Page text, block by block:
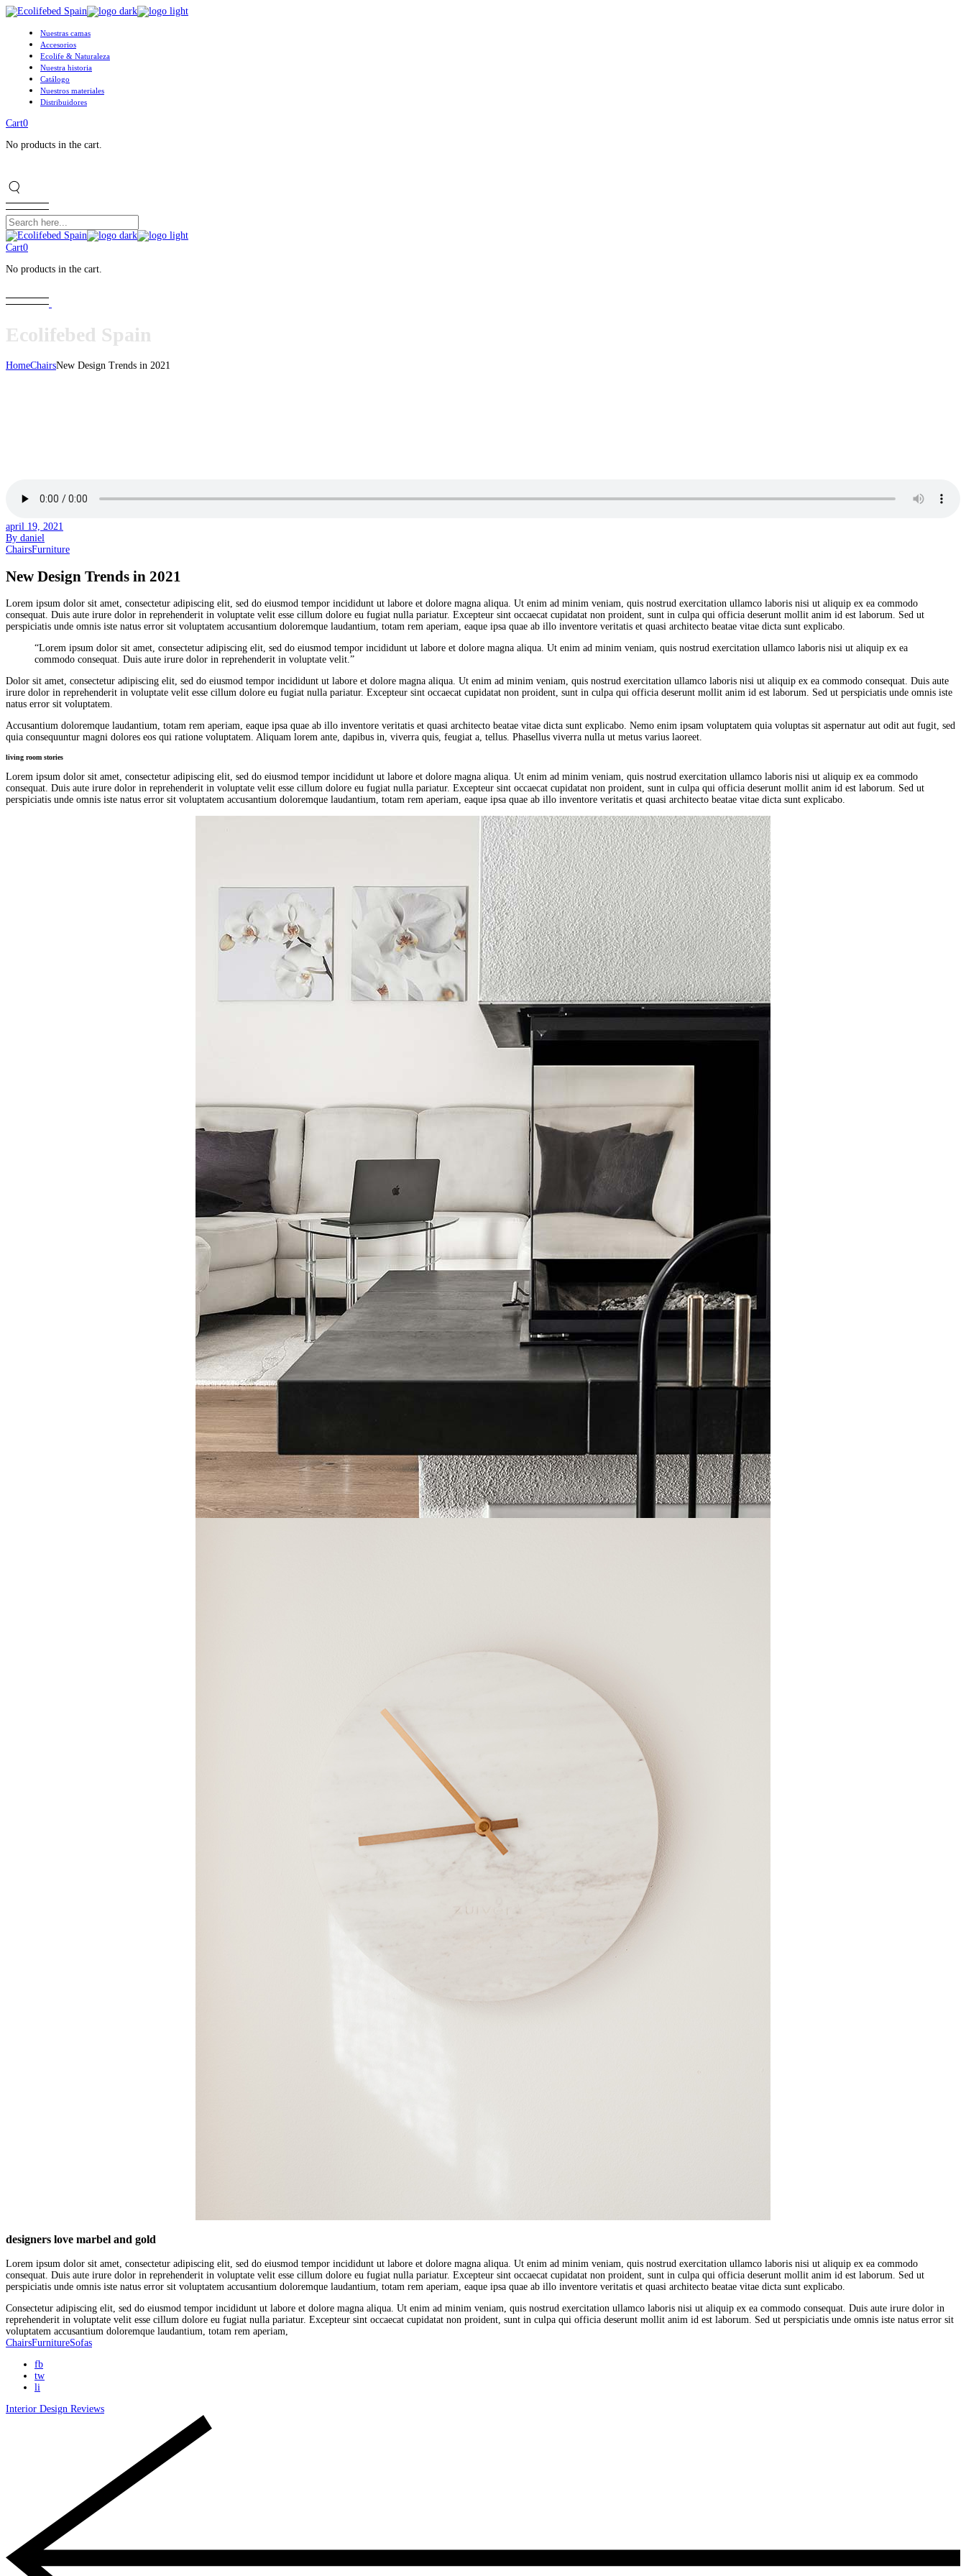
Skip
content
Nuestras camas
Accesorios
Ecolife & Naturaleza
Nuestra historia
Catálogo
Nuestros materiales
Distribuidores
Cart0
No products in the cart.
Cart0
No products in the cart.
Ecolifebed Spain
HomeChairsNew Design Trends in 2021
april 19, 2021
By daniel
ChairsFurniture
New Design Trends in 2021
Lorem ipsum dolor sit amet, consectetur adipiscing elit, sed do eiusmod tempor incididunt ut labore et dolore magna aliqua. Ut enim ad minim veniam, quis nostrud exercitation ullamco laboris nisi ut aliquip ex ea commodo
consequat. Duis aute irure dolor in reprehenderit in voluptate velit esse cillum dolore eu fugiat nulla pariatur. Excepteur sint occaecat cupidatat non proident, sunt in culpa qui officia deserunt mollit anim id est laborum. Sed ut
perspiciatis unde omnis iste natus error sit voluptatem accusantium doloremque laudantium, totam rem aperiam, eaque ipsa quae ab illo inventore veritatis et quasi architecto beatae vitae dicta sunt explicabo.
“Lorem ipsum dolor sit amet, consectetur adipiscing elit, sed do eiusmod tempor incididunt ut labore et dolore magna aliqua. Ut enim ad minim veniam, quis nostrud exercitation ullamco laboris nisi ut aliquip ex ea
commodo consequat. Duis aute irure dolor in reprehenderit in voluptate velit.”
Dolor sit amet, consectetur adipiscing elit, sed do eiusmod tempor incididunt ut labore et dolore magna aliqua. Ut enim ad minim veniam, quis nostrud exercitation ullamco laboris nisi ut aliquip ex ea commodo consequat. Duis aute
irure dolor in reprehenderit in voluptate velit esse cillum dolore eu fugiat nulla pariatur. Excepteur sint occaecat cupidatat non proident, sunt in culpa qui officia deserunt mollit anim id est laborum. Sed ut perspiciatis unde omnis iste
natus error sit voluptatem.
Accusantium doloremque laudantium, totam rem aperiam, eaque ipsa quae ab illo inventore veritatis et quasi architecto beatae vitae dicta sunt explicabo. Nemo enim ipsam voluptatem quia voluptas sit aspernatur aut odit aut fugit, sed
quia consequuntur magni dolores eos qui ratione voluptatem. Aliquam lorem ante, dapibus in, viverra quis, feugiat a, tellus. Phasellus viverra nulla ut metus varius laoreet.
living room stories
Lorem ipsum dolor sit amet, consectetur adipiscing elit, sed do eiusmod tempor incididunt ut labore et dolore magna aliqua. Ut enim ad minim veniam, quis nostrud exercitation ullamco laboris nisi ut aliquip ex ea commodo
consequat. Duis aute irure dolor in reprehenderit in voluptate velit esse cillum dolore eu fugiat nulla pariatur. Excepteur sint occaecat cupidatat non proident, sunt in culpa qui officia deserunt mollit anim id est laborum. Sed ut
perspiciatis unde omnis iste natus error sit voluptatem accusantium doloremque laudantium, totam rem aperiam, eaque ipsa quae ab illo inventore veritatis et quasi architecto beatae vitae dicta sunt explicabo.
designers love marbel and gold
Lorem ipsum dolor sit amet, consectetur adipiscing elit, sed do eiusmod tempor incididunt ut labore et dolore magna aliqua. Ut enim ad minim veniam, quis nostrud exercitation ullamco laboris nisi ut aliquip ex ea commodo
consequat. Duis aute irure dolor in reprehenderit in voluptate velit esse cillum dolore eu fugiat nulla pariatur. Excepteur sint occaecat cupidatat non proident, sunt in culpa qui officia deserunt mollit anim id est laborum. Sed ut
perspiciatis unde omnis iste natus error sit voluptatem accusantium doloremque laudantium, totam rem aperiam, eaque ipsa quae ab illo inventore veritatis et quasi architecto beatae vitae dicta sunt explicabo.
Consectetur adipiscing elit, sed do eiusmod tempor incididunt ut labore et dolore magna aliqua. Ut enim ad minim veniam, quis nostrud exercitation ullamco laboris nisi ut aliquip ex ea commodo consequat. Duis aute irure dolor in
reprehenderit in voluptate velit esse cillum dolore eu fugiat nulla pariatur. Excepteur sint occaecat cupidatat non proident, sunt in culpa qui officia deserunt mollit anim id est laborum. Sed ut perspiciatis unde omnis iste natus error sit
voluptatem accusantium doloremque laudantium, totam rem aperiam,
ChairsFurnitureSofas
fb
tw
li
Interior Design Reviews